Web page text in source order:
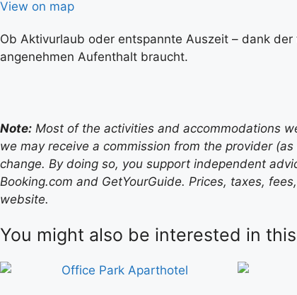
View on map
Ob Aktivurlaub oder entspannte Auszeit – dank
angenehmen Aufenthalt braucht.
Note: Most of the activities and accommodations
we may receive a commission from the provider
change. By doing so, you support independent
Booking.com and GetYourGuide. Prices, taxes,
website.
You might also be interested in this